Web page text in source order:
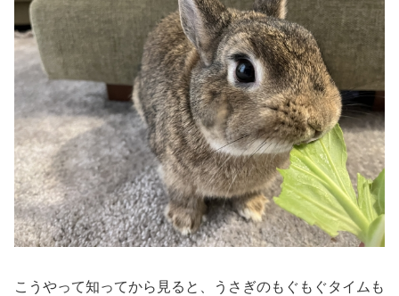
こうやって知ってから見ると、うさぎのもぐもぐタイムも